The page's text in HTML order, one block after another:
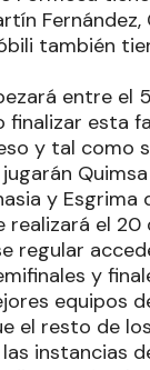
también
entre el
esta
y tal como
y Esgrima
el
regular
y
equipos
el resto de
instancias